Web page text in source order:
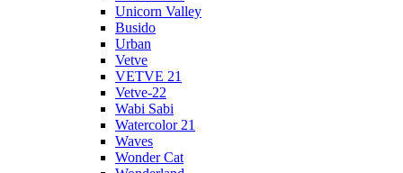
Unicorn Valley
Busido
Urban
Vetve
VETVE 21
Vetve-22
Wabi Sabi
Watercolor 21
Waves
Wonder Cat